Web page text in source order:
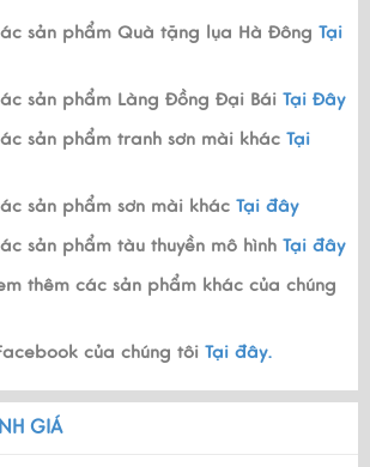
sản phẩm Quà tặng lụa Hà Đông Tại
sản phẩm Làng Đồng Đại Bái Tại Đây
sản phẩm tranh sơn mài khác Tại
sản phẩm sơn mài khác Tại đây
sản phẩm tàu thuyền mô hình Tại đây
thêm các sản phẩm khác của chúng
của chúng tôi Tại đây.
GIÁ